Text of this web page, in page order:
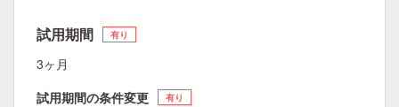
試用期間 有り
3ヶ月
試用期間の条件変更
有り